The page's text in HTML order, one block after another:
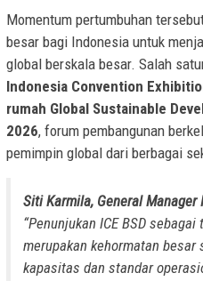
Momentum pertumbuhan
besar bagi Indonesia untuk
global berskala besar. Salah
Indonesia Convention
rumah Global Sustainable
2026, forum pembangunan
pemimpin global dari berbagai
Siti Karmila, General Manager
“Penunjukan ICE BSD
merupakan kehormatan
kapasitas dan standar